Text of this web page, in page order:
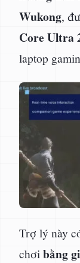
Wukong,
Core Ultra
laptop
Trợ lý này
chơi bằng